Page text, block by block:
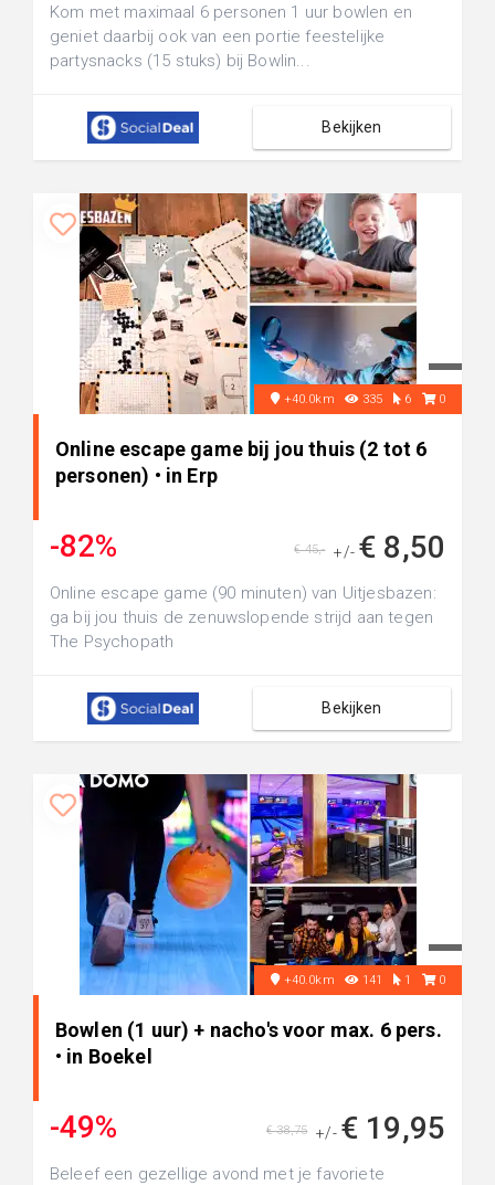
Kom met maximaal 6 personen 1 uur bowlen en
geniet daarbij ook van een portie feestelijke
partysnacks (15 stuks) bij Bowlin...
Bekijken
+40.0km 335 6 0
Online escape game bij jou thuis (2 tot 6
personen) • in Erp
-82% +/- € 8,50
€ 45,-
Online escape game (90 minuten) van Uitjesbazen:
ga bij jou thuis de zenuwslopende strijd aan tegen
The Psychopath
Bekijken
+40.0km 141 1 0
Bowlen (1 uur) + nacho's voor max. 6 pers.
• in Boekel
-49% +/- € 19,95
€ 38,75
Beleef een gezellige avond met je favoriete